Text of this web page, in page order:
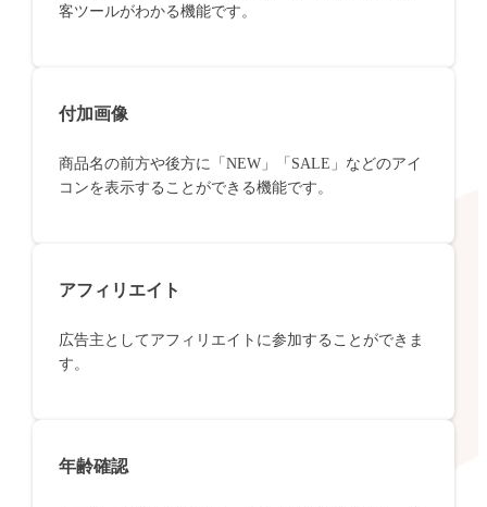
客ツールがわかる機能です。
付加画像
商品名の前方や後方に「NEW」「SALE」などのアイ
コンを表示することができる機能です。
アフィリエイト
広告主としてアフィリエイトに参加することができま
す。
年齢確認